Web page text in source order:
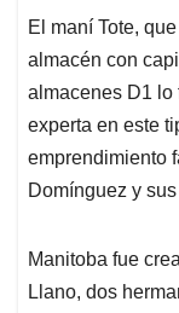
El maní Tote,
almacén con
almacenes D1 lo
experta en este
emprendimiento
Domínguez y
Manitoba fue
Llano, dos